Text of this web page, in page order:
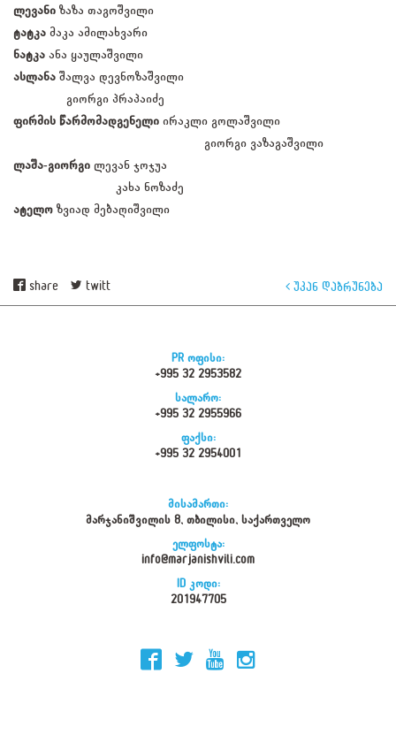
ლევანი ზაზა თაგოშვილი
ტატკა მაკა ამილახვარი
ნატკა ანა ყაულაშვილი
ასლანა შალვა დევნოზაშვილი
გიორგი პრაპაიძე
ფირმის წარმომადგენელი ირაკლი გოლაშვილი
გიორგი ვაზაგაშვილი
ლაშა-გიორგი ლევან ჯოჯუა
კახა ნოზაძე
ატელო ზვიად მებაღიშვილი
share twitt უკან დაბრუნება
PR ოფისი:
+995 32 2953582
სალარო:
+995 32 2955966
ფაქსი:
+995 32 2954001
მისამართი:
მარჯანიშვილის 8, თბილისი, საქართველო
ელფოსტა:
info@marjanishvili.com
ID კოდი:
201947705